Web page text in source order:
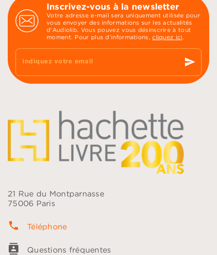
Inscrivez-vous à la newsletter
Votre adresse e-mail sera uniquement utilisée pour
vous envoyer des informations sur les actualités
d'Audiolib. Vous pouvez vous désinscrire à tout
moment. Pour plus d’informations,cliquez ici .
Indiquez votre email send
21 Rue du Montparnasse
75006 Paris
phone Téléphone
contacts Questions fréquentes